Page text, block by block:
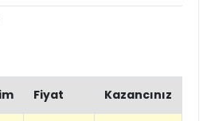
Fiyat Kazancınız